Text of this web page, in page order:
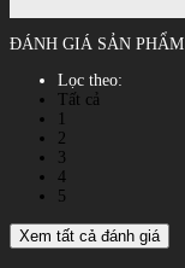
ĐÁNH GIÁ SẢN PHẨM
Lọc theo:
Tất cả
1
2
3
4
5
Xem tất cả đánh giá